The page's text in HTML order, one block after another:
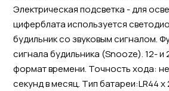
Электрическая подсветка - для
циферблата используется
будильник со звуковым сигналом.
сигнала будильника (Snooze). 12- и
формат времени. Точность хода:
секунд в месяц. Тип батареи:LR44 x